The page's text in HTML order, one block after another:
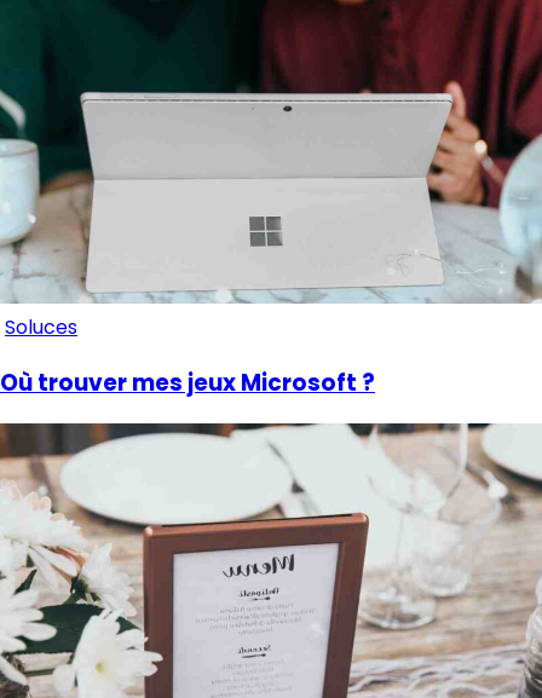
Soluces
Où trouver mes jeux Microsoft ?